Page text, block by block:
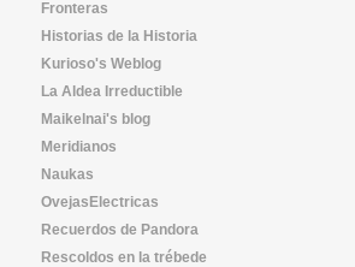
Fronteras
Historias de la Historia
Kurioso's Weblog
La Aldea Irreductible
Maikelnai's blog
Meridianos
Naukas
OvejasElectricas
Recuerdos de Pandora
Rescoldos en la trébede